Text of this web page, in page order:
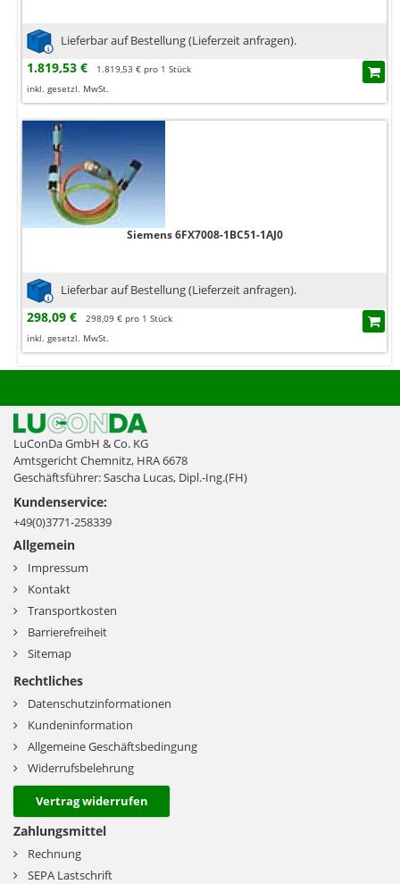
Lieferbar auf Bestellung (Lieferzeit anfragen).
1.819,53 €
1.819,53 € pro 1 Stück
inkl. gesetzl. MwSt.
Siemens 6FX7008-1BC51-1AJ0
Lieferbar auf Bestellung (Lieferzeit anfragen).
298,09 €
298,09 € pro 1 Stück
inkl. gesetzl. MwSt.
LuConDa GmbH & Co. KG
Amtsgericht Chemnitz, HRA 6678
Geschäftsführer: Sascha Lucas, Dipl.-Ing.(FH)
Kundenservice:
+49(0)3771-258339
Allgemein
Impressum
Kontakt
Transportkosten
Barrierefreiheit
Sitemap
Rechtliches
Datenschutzinformationen
Kundeninformation
Allgemeine Geschäftsbedingung
Widerrufsbelehrung
Vertrag widerrufen
Zahlungsmittel
Rechnung
SEPA Lastschrift